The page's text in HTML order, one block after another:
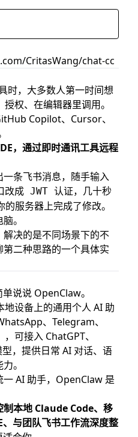
成
向回调
回调
CritasWang/chat-cc
时，大多数人第一时间想
权、在编辑器里调用。
Copilot、Cursor、
，通过即时通讯工具远程
条飞书消息，随手输入
改成 JWT 认证，几十秒
服务器上完成了修改。
。
决的是不同场景下的不
二种思路的一个具体实
说说 OpenClaw。
地设备上的通用个人 AI 助
、Telegram、
可接入 ChatGPT、
，提供日常 AI 对话、语
。
AI 助手，OpenClaw 是
制本地 Claude Code、移
与团队飞书工作流深度整